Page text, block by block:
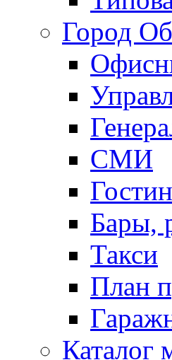
Город
СМИ
Бары,
Такси
План
Каталог